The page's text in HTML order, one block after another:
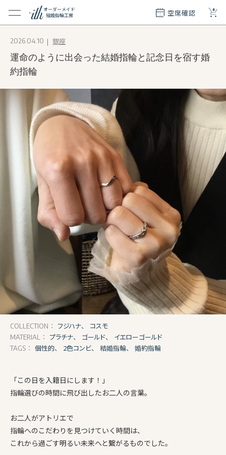
オーダーメイド
結婚指輪工房
空席確認 +
メイド
リー
2026.04.10 銀座
運命のように出会った結婚指輪と記念日を宿す婚
約指輪
COLLECTION： フジハナ、 コスモ
MATERIAL： プラチナ、 ゴールド、 イエローゴールド
TAGS： 個性的、 2色コンビ、 結婚指輪、 婚約指輪
「この日を入籍日にします！」
指輪選びの時間に飛び出したお二人の言葉。
お二人がアトリエで
指輪へのこだわりを見つけていく時間は、
これから過ごす明るい未来へと繋がるものでした。